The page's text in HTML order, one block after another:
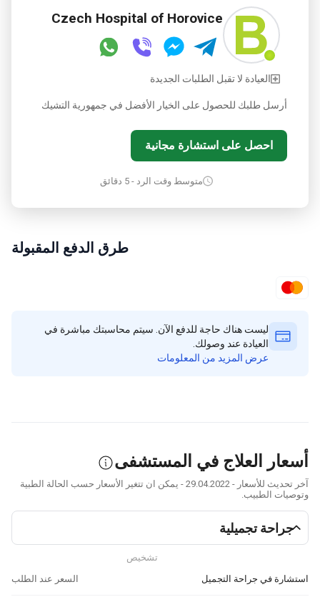
Czech Hospital of Horovice
العيادة لا تقبل الطلبات الجديدة
أرسل طلبك للحصول على الخيار الأفضل في جمهورية التشيك
احصل على استشارة مجانية
متوسط وقت الرد - 5 دقائق
طرق الدفع المقبولة
ليست هناك حاجة للدفع الآن. سيتم محاسبتك مباشرة في
العيادة عند وصولك.
عرض المزيد من المعلومات
أسعار العلاج في المستشفى
آخر تحديث للأسعار - 29.04.2022 - يمكن ان تتغير الأسعار حسب الحالة الطبية
وتوصيات الطبيب.
جراحة تجميلية
تشخيص
استشارة في جراحة التجميل
السعر عند الطلب